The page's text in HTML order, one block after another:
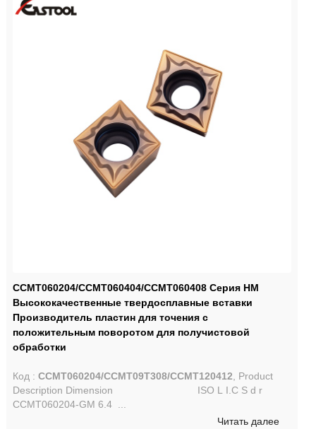
CCMT060204/CCMT060404/CCMT060408 Серия HM
Высококачественные твердосплавные вставки
Производитель пластин для точения с
положительным поворотом для получистовой
обработки
Код : CCMT060204/CCMT09T308/CCMT120412 , Product
Description Dimension ISO L I.C S d r
CCMT060204-GM 6.4 ...
Читать далее